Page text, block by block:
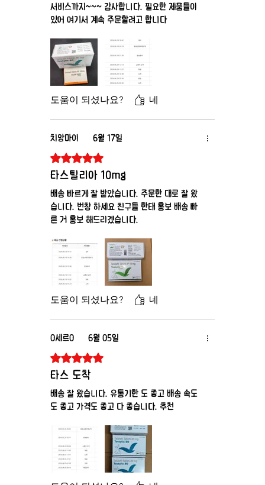
서비스까지~~~ 감사합니다. 필요한 제품들이
있어 여기서 계속 주문할려고 합니다
도움이 되셨나요? 네
치앙마이 6월 17일
별점 5점 중 5점을 주었습니다.
타스틸리아 10mg
배송 빠르게 잘 받았습니다. 주문한 대로 잘 왔
습니다. 번창 하세요 친구들 한태 홍보 배송 빠
른 거 홍보 해드리겠습니다.
도움이 되셨나요? 네
0세르0 6월 05일
별점 5점 중 5점을 주었습니다.
타스 도착
배송 잘 왔습니다. 유통기한 도 좋고 배송 속도
도 좋고 가격도 좋고 다 좋습니다. 추천